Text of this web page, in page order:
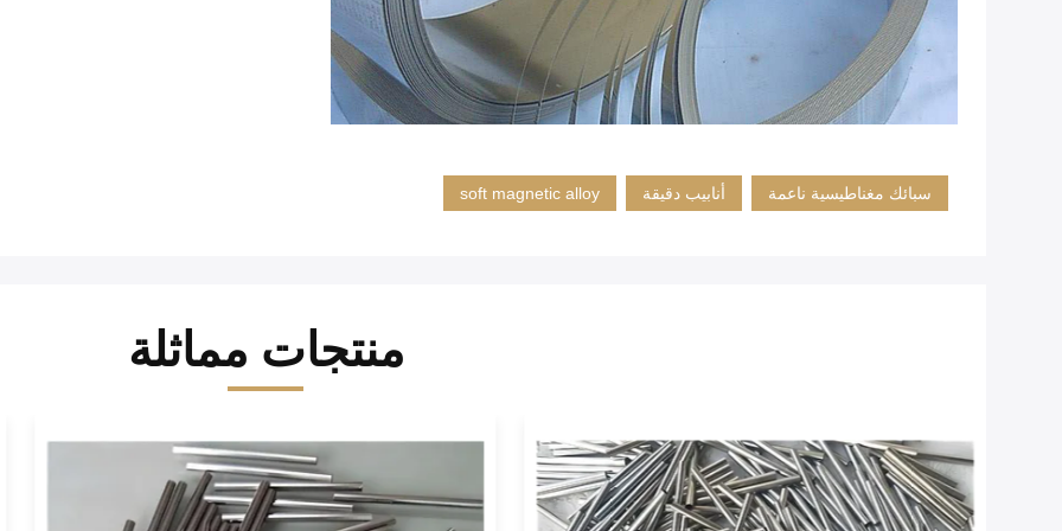
سبائك مغناطيسية ناعمة أنابيب دقيقة soft magnetic alloy
منتجات مماثلة